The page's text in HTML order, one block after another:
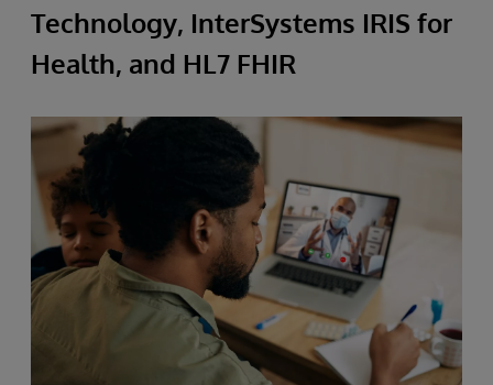
Technology, InterSystems IRIS for
Health, and HL7 FHIR